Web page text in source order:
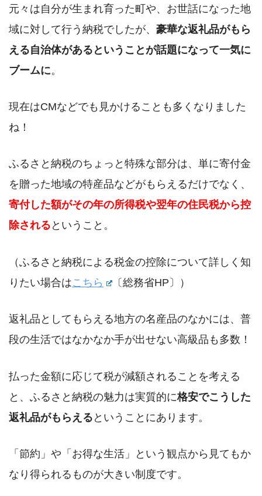
元々は自分が生まれ育った町や、お世話になった地
域に対して行う納税でしたが、 豪華な返礼品がもら
える自治体があるということが話題になって一気に
ブームに。
現在はCMなどでも見かけることも多くなりました
ね！
ふるさと納税のちょっと特殊な部分は、単に寄付金
を贈った地域の特産品などがもらえるだけでなく、
寄付した額がその年の所得税や翌年の住民税から控
除されるということ。
（ふるさと納税による税金の控除について詳しく知
りたい場合はこちら 〔総務省HP〕）
返礼品としてもらえる地方の名産品のなかには、普
段の生活ではなかなか手が出せない高級品も多数！
払った金額に応じて税が減額されることを考える
と、ふるさと納税の魅力は実質的に格安でこうした
返礼品がもらえるということにあります。
「節約」や「お得な生活」という観点から見てもか
なり得られるものが大きい制度です。